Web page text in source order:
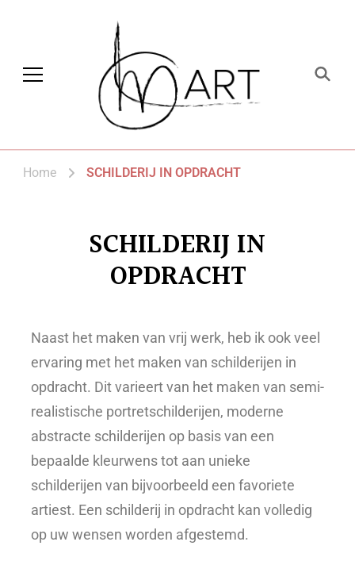
Home SCHILDERIJ IN OPDRACHT
SCHILDERIJ IN
OPDRACHT
Naast het maken van vrij werk, heb ik ook veel
ervaring met het maken van schilderijen in
opdracht. Dit varieert van het maken van semi-
realistische portretschilderijen, moderne
abstracte schilderijen op basis van een
bepaalde kleurwens tot aan unieke
schilderijen van bijvoorbeeld een favoriete
artiest. Een schilderij in opdracht kan volledig
op uw wensen worden afgestemd.